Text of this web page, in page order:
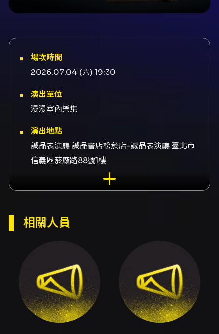
場次時間
2026.07.04 (六) 19:30
演出單位
漫漫室內樂集
演出地點
誠品表演廳 誠品書店松菸店-誠品表演廳 臺北市
信義區菸廠路88號1樓
思茵共同演出，節目以不同時代與文化語彙的作
品，探問音符落下後的聲響流向與記憶承載。整
場音樂會透過編制的特殊性──以雙簧管與低音
管兩種木管的對位性，結合鋼琴的和聲與色彩
——營造一個既透明又富層次的聲響場域，讓熟
悉與陌生的旋律在聲響互動中得到重新詮釋。 節
相關人員